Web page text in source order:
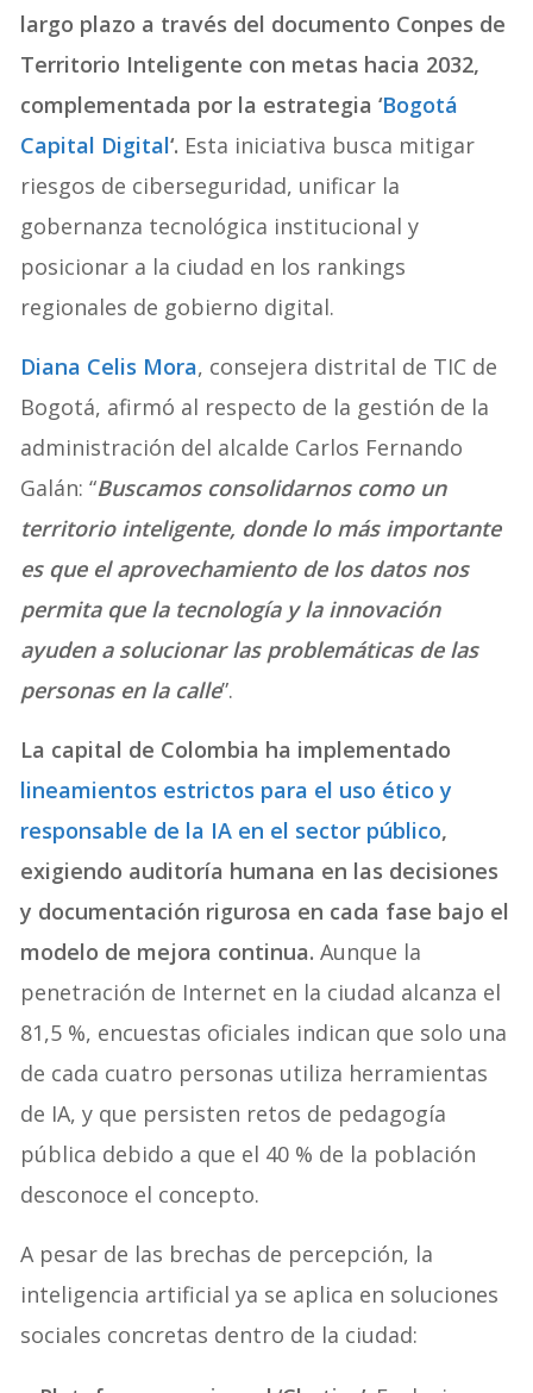
largo plazo a través del documento Conpes de
Territorio Inteligente con metas hacia 2032,
complementada por la estrategia ‘Bogotá
Capital Digital‘. Esta iniciativa busca mitigar
riesgos de ciberseguridad, unificar la
gobernanza tecnológica institucional y
posicionar a la ciudad en los rankings
regionales de gobierno digital.
Diana Celis Mora, consejera distrital de TIC de
Bogotá, afirmó al respecto de la gestión de la
administración del alcalde Carlos Fernando
Galán: “Buscamos consolidarnos como un
territorio inteligente, donde lo más importante
es que el aprovechamiento de los datos nos
permita que la tecnología y la innovación
ayuden a solucionar las problemáticas de las
personas en la calle”.
La capital de Colombia ha implementado
lineamientos estrictos para el uso ético y
responsable de la IA en el sector público,
exigiendo auditoría humana en las decisiones
y documentación rigurosa en cada fase bajo el
modelo de mejora continua. Aunque la
penetración de Internet en la ciudad alcanza el
81,5 %, encuestas oficiales indican que solo una
de cada cuatro personas utiliza herramientas
de IA, y que persisten retos de pedagogía
pública debido a que el 40 % de la población
desconoce el concepto.
A pesar de las brechas de percepción, la
inteligencia artificial ya se aplica en soluciones
sociales concretas dentro de la ciudad: